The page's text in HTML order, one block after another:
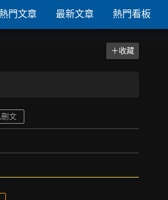
門文章 最新文章 熱門看板
＋收藏
刪文